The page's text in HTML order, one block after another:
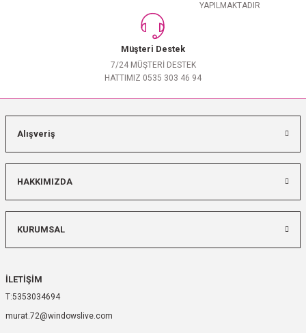
YAPILMAKTADIR
Müşteri Destek
7/24 MÜŞTERİ DESTEK
HATTIMIZ 0535 303 46 94
Alışveriş
HAKKIMIZDA
KURUMSAL
İLETİŞİM
5353034694
murat.72@windowslive.com